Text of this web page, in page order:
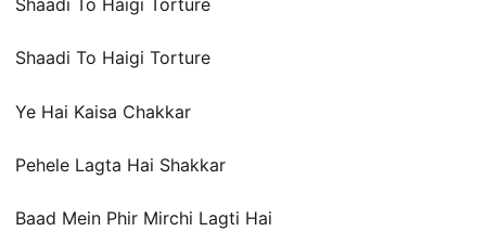
Shaadi To Haigi Torture
Ye Hai Kaisa Chakkar
Pehele Lagta Hai Shakkar
Baad Mein Phir Mirchi Lagti Hai